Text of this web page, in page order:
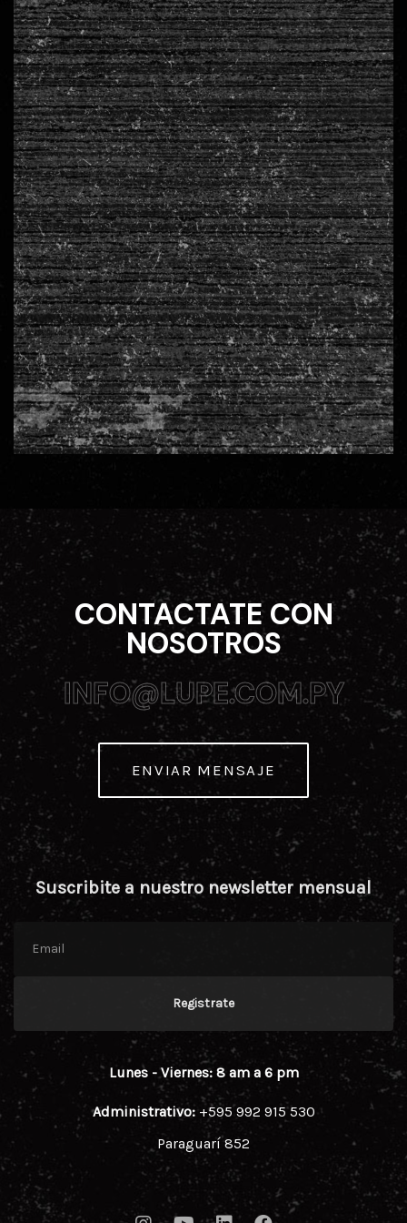
CONTACTATE CON
NOSOTROS
INFO@LUPE.COM.PY
INFO@LUPE.COM.PY
ENVIAR MENSAJE
Lunes - Viernes: 8 am a 6 pm
Administrativo:+595 992 915 530
Paraguarí 852
Suscribite a nuestro newsletter mensual
Registrate